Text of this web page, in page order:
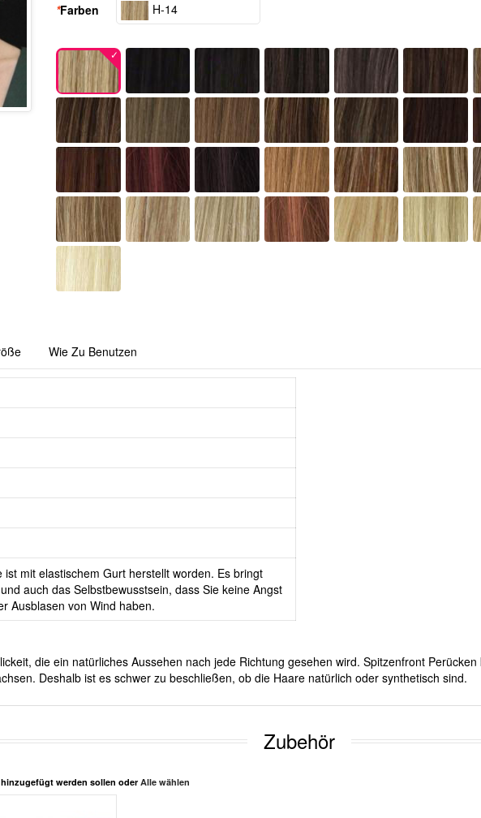
*Farben H-14
Wie Zu Benutzen
ist mit elastischem Gurt herstellt worden. Es bringt
auch das Selbstbewusstsein, dass Sie keine Angst
Ausblasen von Wind haben.
die ein natürliches Aussehen nach jede Richtung gesehen wird. Spitzenfront
Deshalb ist es schwer zu beschließen, ob die Haare natürlich oder synthetisch sind.
Zubehör
werden sollen oder Alle wählen